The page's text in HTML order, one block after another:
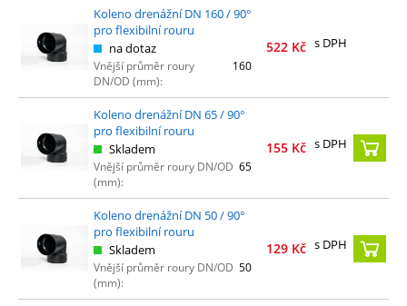
Koleno drenážní DN 160 / 90°
pro flexibilní rouru
na dotaz
Vnější průměr roury
DN/OD (mm):
160
522 Kč s DPH
Koleno drenážní DN 65 / 90°
pro flexibilní rouru
Skladem
Vnější průměr roury DN/OD
(mm):
65
155 Kč s DPH
Koleno drenážní DN 50 / 90°
pro flexibilní rouru
Skladem
Vnější průměr roury DN/OD
(mm):
50
129 Kč s DPH